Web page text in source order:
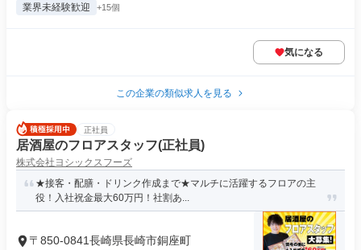
業界未経験歓迎 +15個
気になる
この企業の類似求人を見る
正社員
居酒屋のフロアスタッフ(正社員)
株式会社ヨシックスフーズ
★接客・配膳・ドリンク作成まで★マルチに活躍するフロアの主
役！入社祝金最大60万円！社割あ...
〒850-0841長崎県長崎市銅座町